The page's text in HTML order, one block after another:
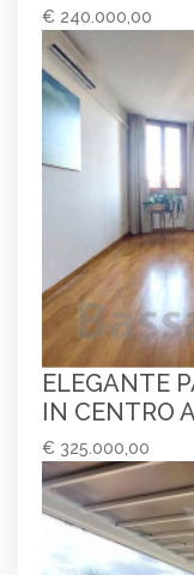
€ 240.000,00
ELEGANTE
IN CENTRO
€ 325.000,00